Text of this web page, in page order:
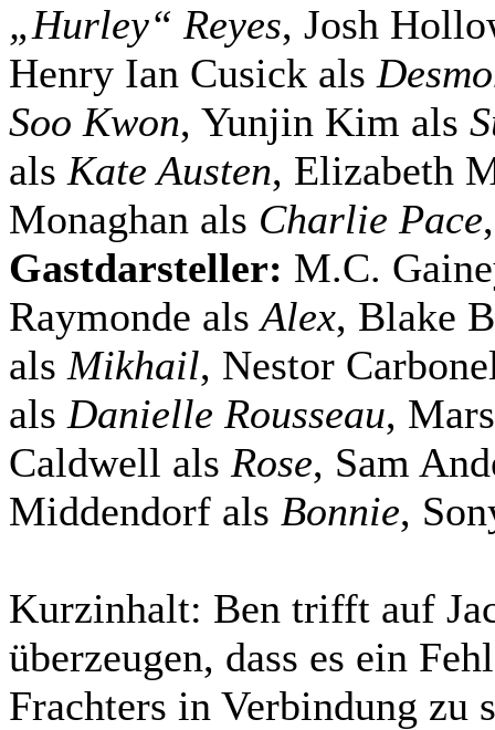
„Hurley“ Reyes, Josh
Henry Ian Cusick als
Soo Kwon, Yunjin Kim als
als Kate Austen, Elizabeth
Monaghan als Charlie Pace
Gastdarsteller: M.C.
Raymonde alsAlex, Blake
als Mikhail, Nestor
als Danielle Rousseau,
Caldwell als Rose, Sam
Middendorf als Bonnie,
Kurzinhalt: Ben trifft auf
überzeugen, dass es ein
Frachters in Verbindung zu